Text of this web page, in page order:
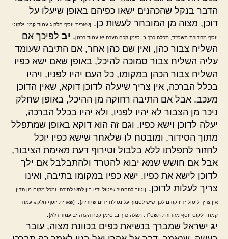
הדבר בנקל שהכהנים ישאו כפיהם באופן שיעלו על
דוכן, מצוה מן המובחר לעשות כן.
[שארית יוסף חלק ג עמוד קמז. ילקוט
יוסף מהדורת תשס"ד, תפלה כרך ב, סימן קכח הערה יא עמוד רכט]. יב לפיכך אם
השליח צבור כהן, ואין שם כהן אחר, אם התיבה שעומד
עליה השליח צבור סמוכה להיכל, באופן שאם ישא כפיו
השליח צבור הכהן במקומו, כל העם יהיו לפניו, ויהיו
בכלל הברכה, אין צריך שיעלה לדוכן דוקא, שאין הדוכן
מעכב. אבל אם התיבה רחוקה מן ההיכל, באופן שחלק
ניכר מן הצבור לא יהיו לפניו, ולא יהיו בכלל הברכה,
יעלה לדוכן וישא כפיו. וגם זה הוא דוקא באופן שמתפלל
מתוך הסידור, ומובטח לו שלאחר שישא כפיו יוכל
לחזור לתפלתו ללא בלבול וטירוף דעת מאימת הציבור,
אבל אם חושש שמא יבוא להטרד ולהתבלבל אם ילך
לדוכן לישא את כפיו, ישא כפיו במקומו בתיבה, ואינו
צריך לעלות לדוכן.
[וטוב להחמיר שיטול ידיו בין לחש לחזרה. ומכל מקום מן הדין
אין צריך ליטול ידיו קודם לכן, שיש לסמוך על נטילת ידים שחרית]. [שארית יוסף חלק ג עמוד
קמח. ילקוט יוסף מהדורת תשס"ד, תפלה כרך ב, סימן קכח הערה יב עמוד רלא].
יג ישראל שמברך בנשיאת כפים בכוונת מצוה, עובר